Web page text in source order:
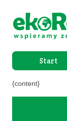
Start
{content}